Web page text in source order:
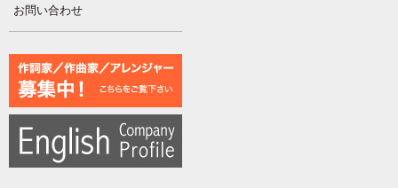
お問い合わせ